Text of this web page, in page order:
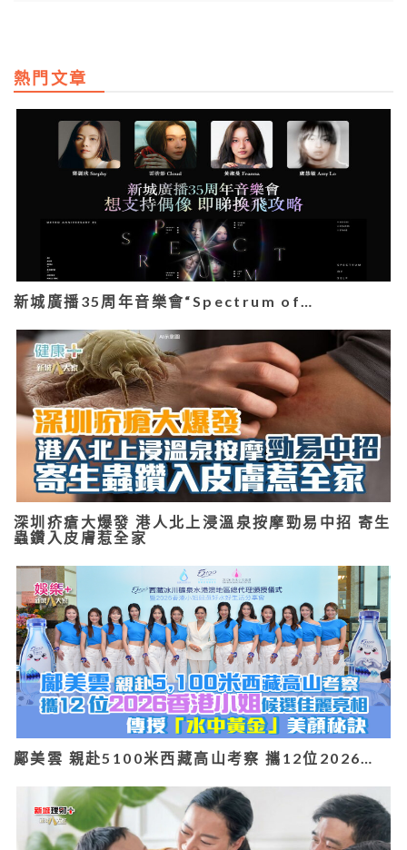
熱門文章
新城廣播35周年音樂會“Spectrum of…
深圳疥瘡大爆發 港人北上浸溫泉按摩勁易中招 寄生
蟲鑽入皮膚惹全家
鄺美雲 親赴5100米西藏高山考察 攜12位2026…